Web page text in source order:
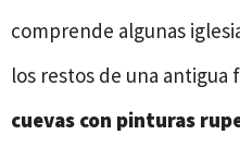
comprende algunas
los restos de una antigua
cuevas con pinturas